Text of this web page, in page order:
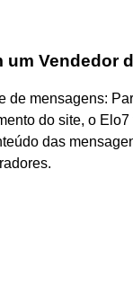
um Vendedor
de mensagens:
do site, o
das